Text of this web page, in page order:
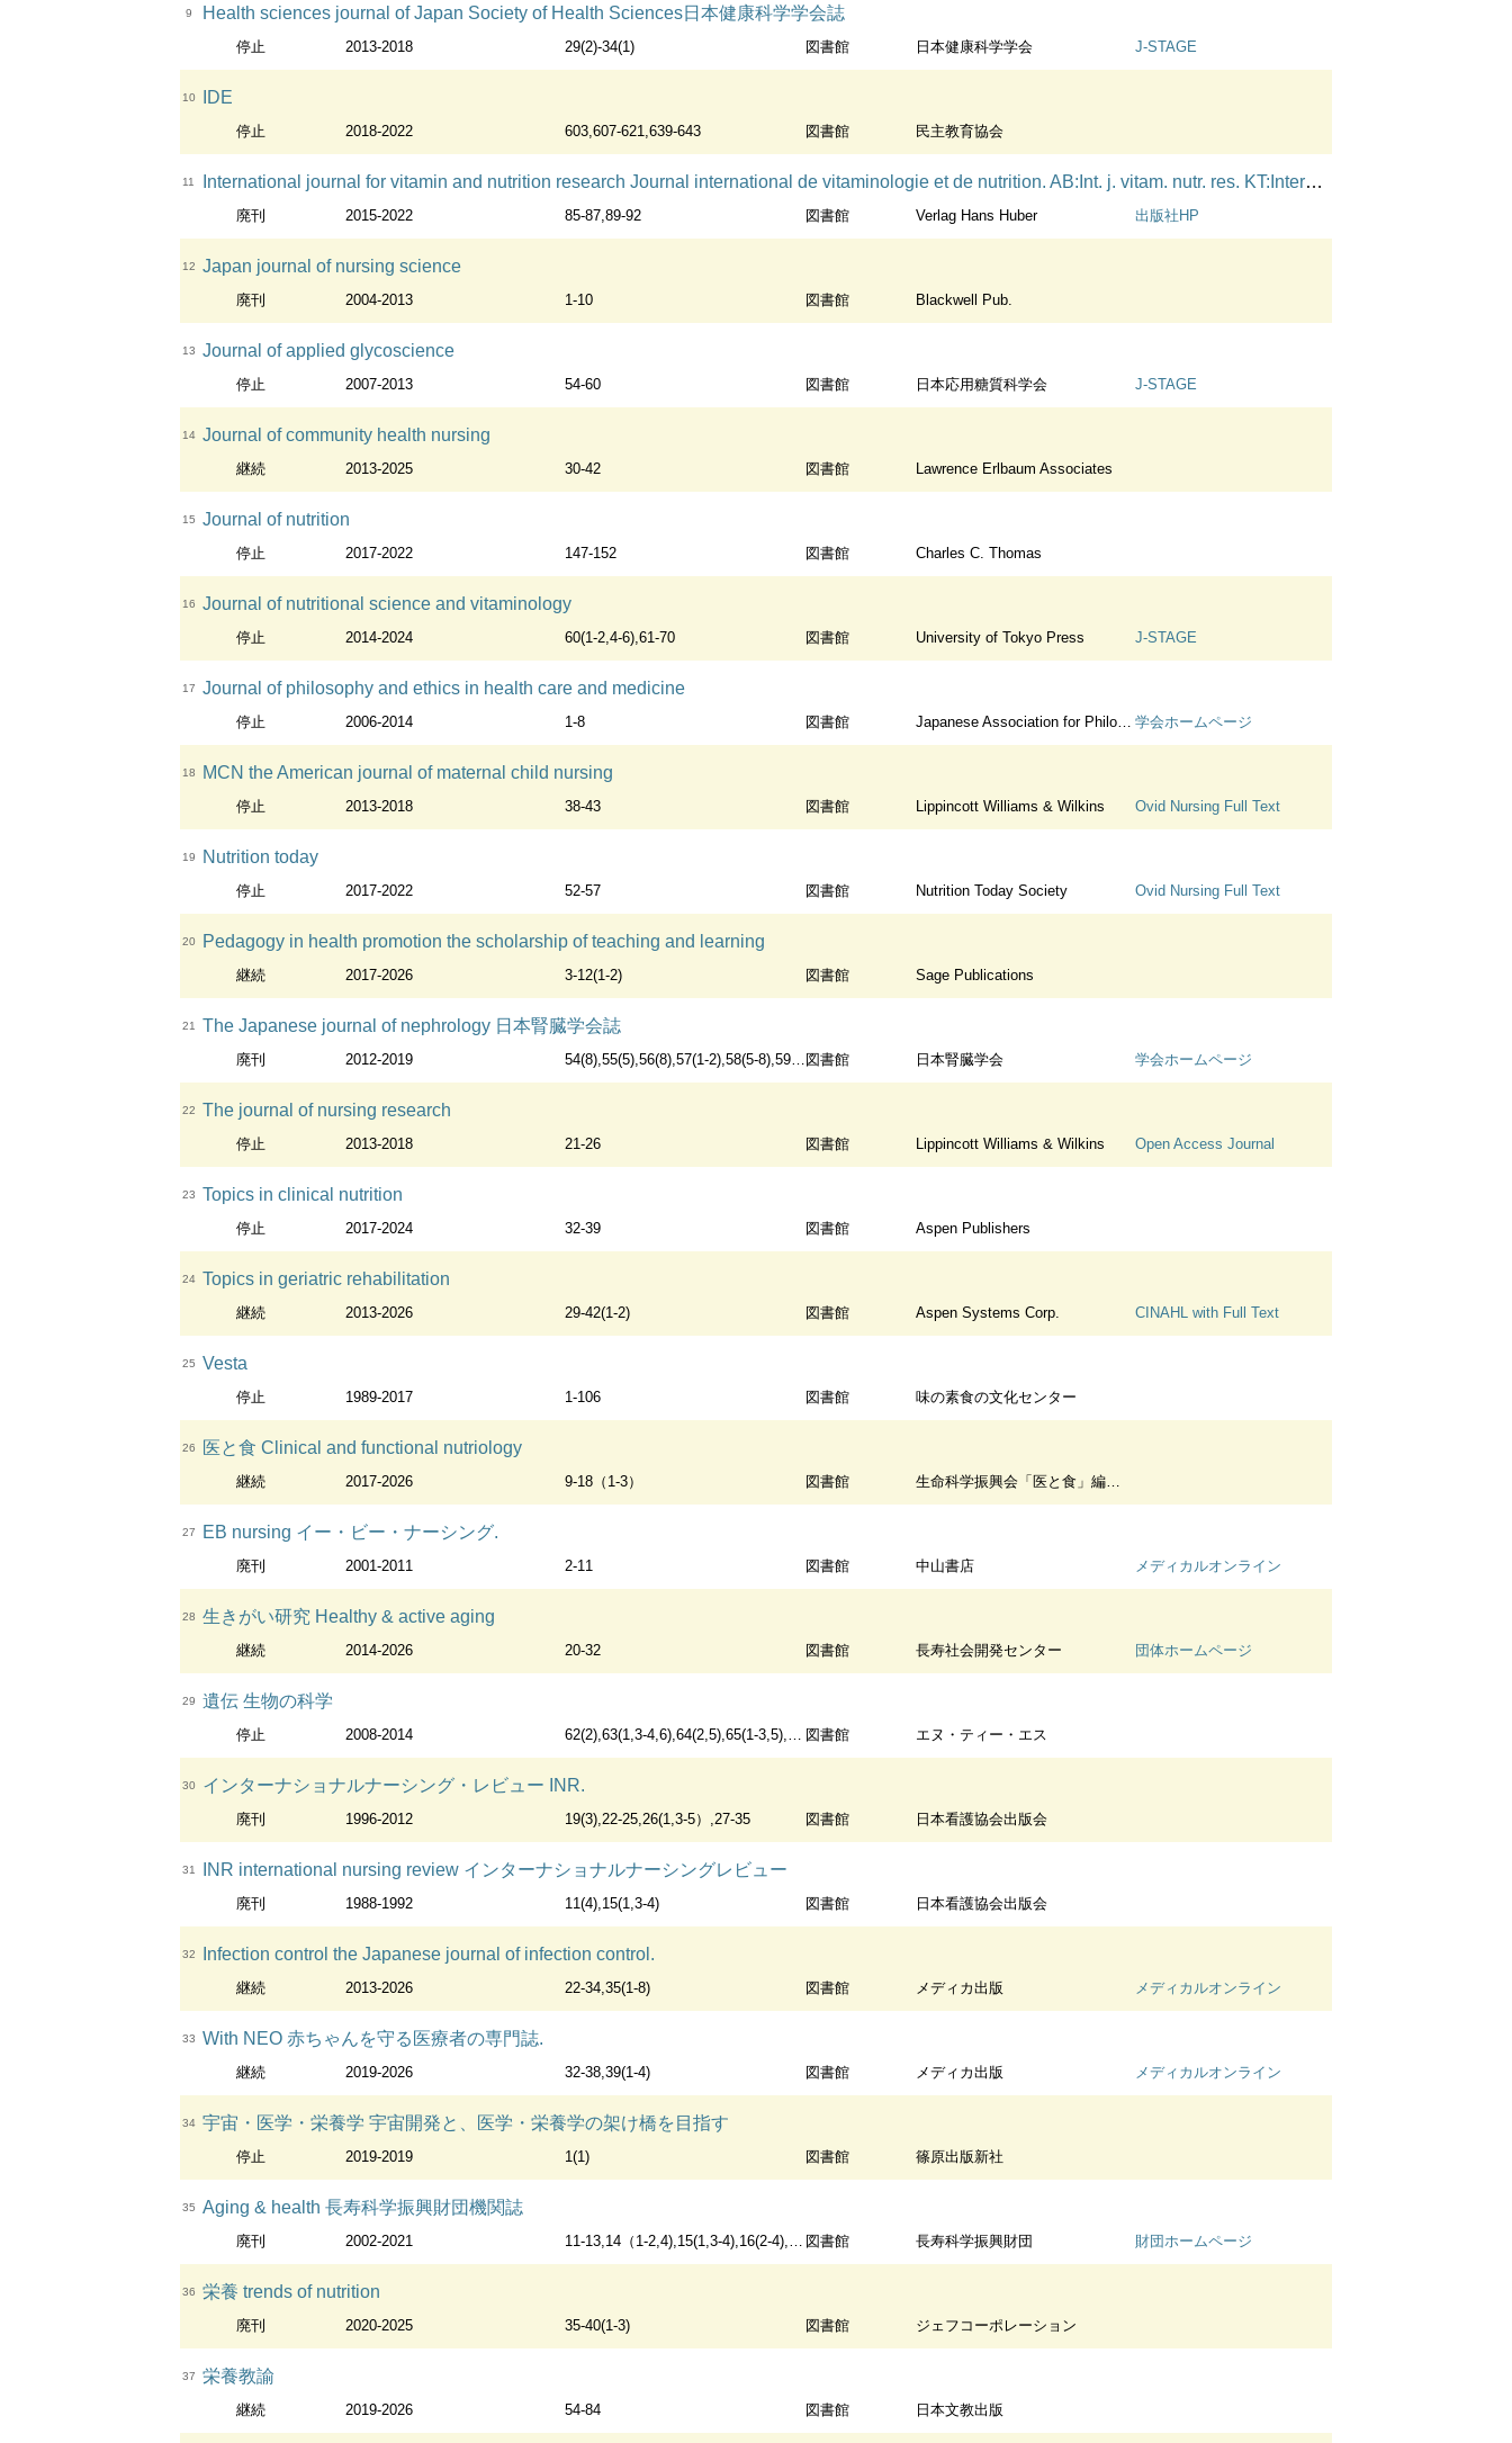
9 Health sciences journal of Japan Society of Health Sciences日本健康科学学会誌
停止 2013-2018 29(2)-34(1) 図書館 日本健康科学学会 J-STAGE
10 IDE
停止 2018-2022 603,607-621,639-643 図書館 民主教育協会
11 International journal for vitamin and nutrition research Journal international de vitaminologie et de nutrition. AB:Int. j. vitam. nutr. res. KT:International journal for vitamin and nutrition research
廃刊 2015-2022 85-87,89-92 図書館 Verlag Hans Huber 出版社HP
12 Japan journal of nursing science
廃刊 2004-2013 1-10 図書館 Blackwell Pub.
13 Journal of applied glycoscience
停止 2007-2013 54-60 図書館 日本応用糖質科学会 J-STAGE
14 Journal of community health nursing
継続 2013-2025 30-42 図書館 Lawrence Erlbaum Associates
15 Journal of nutrition
停止 2017-2022 147-152 図書館 Charles C. Thomas
16 Journal of nutritional science and vitaminology
停止 2014-2024 60(1-2,4-6),61-70 図書館 University of Tokyo Press J-STAGE
17 Journal of philosophy and ethics in health care and medicine
停止 2006-2014 1-8 図書館 Japanese Association for Philosophical and Ethical Researches in Medicine 学会ホームページ
18 MCN the American journal of maternal child nursing
停止 2013-2018 38-43 図書館 Lippincott Williams & Wilkins Ovid Nursing Full Text
19 Nutrition today
停止 2017-2022 52-57 図書館 Nutrition Today Society Ovid Nursing Full Text
20 Pedagogy in health promotion the scholarship of teaching and learning
継続 2017-2026 3-12(1-2) 図書館 Sage Publications
21 The Japanese journal of nephrology 日本腎臓学会誌
廃刊 2012-2019 54(8),55(5),56(8),57(1-2),58(5-8),59,60(1-4,6-8),61(1-3,6-8) 図書館 日本腎臓学会 学会ホームページ
22 The journal of nursing research
停止 2013-2018 21-26 図書館 Lippincott Williams & Wilkins Open Access Journal
23 Topics in clinical nutrition
停止 2017-2024 32-39 図書館 Aspen Publishers
24 Topics in geriatric rehabilitation
継続 2013-2026 29-42(1-2) 図書館 Aspen Systems Corp. CINAHL with Full Text
25 Vesta
停止 1989-2017 1-106 図書館 味の素食の文化センター
26 医と食 Clinical and functional nutriology
継続 2017-2026 9-18（1-3） 図書館 生命科学振興会「医と食」編集部
27 EB nursing イー・ビー・ナーシング.
廃刊 2001-2011 2-11 図書館 中山書店 メディカルオンライン
28 生きがい研究 Healthy & active aging
継続 2014-2026 20-32 図書館 長寿社会開発センター 団体ホームページ
29 遺伝 生物の科学
停止 2008-2014 62(2),63(1,3-4,6),64(2,5),65(1-3,5),66(1,4-5),67(4-5),68(1-2,4) 図書館 エヌ・ティー・エス
30 インターナショナルナーシング・レビュー INR.
廃刊 1996-2012 19(3),22-25,26(1,3-5）,27-35 図書館 日本看護協会出版会
31 INR international nursing review インターナショナルナーシングレビュー
廃刊 1988-1992 11(4),15(1,3-4) 図書館 日本看護協会出版会
32 Infection control the Japanese journal of infection control.
継続 2013-2026 22-34,35(1-8) 図書館 メディカ出版 メディカルオンライン
33 With NEO 赤ちゃんを守る医療者の専門誌.
継続 2019-2026 32-38,39(1-4) 図書館 メディカ出版 メディカルオンライン
34 宇宙・医学・栄養学 宇宙開発と、医学・栄養学の架け橋を目指す
停止 2019-2019 1(1) 図書館 篠原出版新社
35 Aging & health 長寿科学振興財団機関誌
廃刊 2002-2021 11-13,14（1-2,4),15(1,3-4),16(2-4),17-29 図書館 長寿科学振興財団 財団ホームページ
36 栄養 trends of nutrition
廃刊 2020-2025 35-40(1-3) 図書館 ジェフコーポレーション
37 栄養教諭
継続 2019-2026 54-84 図書館 日本文教出版